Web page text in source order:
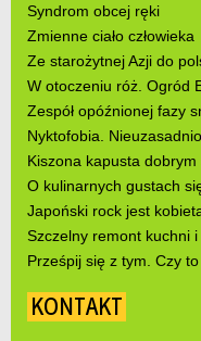
Syndrom obcej ręki
Zmienne ciało człowieka
Ze starożytnej Azji do
W otoczeniu róż. Ogród
Zespół opóźnionej fazy
Nyktofobia.
Kiszona kapusta dobrym
O kulinarnych gustach
Japoński rock jest
Szczelny remont kuchni i
Prześpij się z tym. Czy
KONTAKT